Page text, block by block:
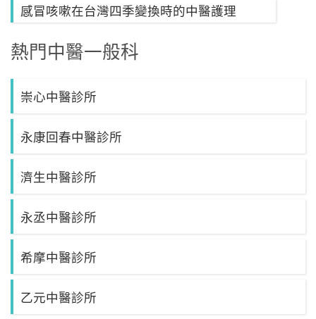
感冒咳嗽在台灣四季變換時的中醫護理
熱門中醫一般科
崇心中醫診所
永康回春中醫診所
濟生中醫診所
永丞中醫診所
希摩中醫診所
乙元中醫診所